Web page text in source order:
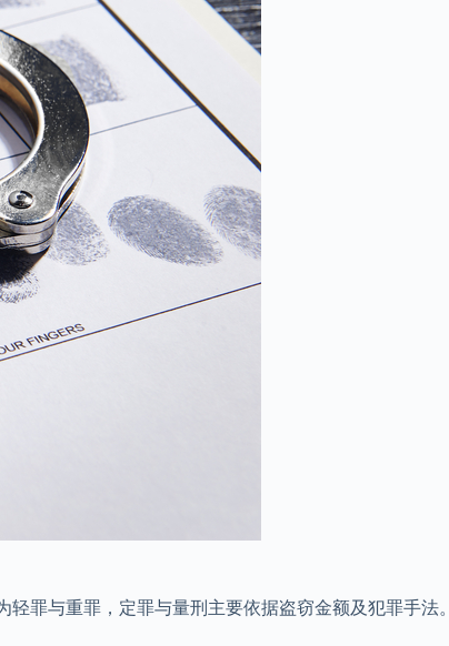
罪与重罪，定罪与量刑主要依据盗窃金额及犯罪手法。